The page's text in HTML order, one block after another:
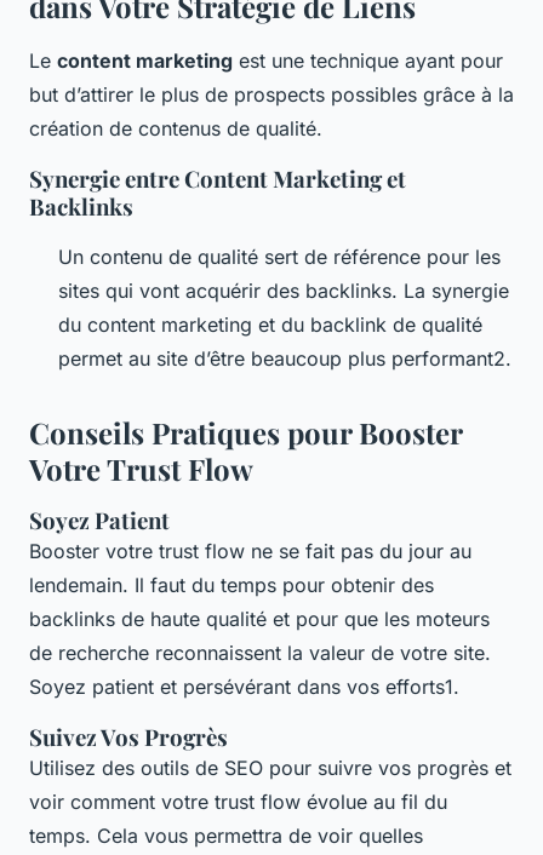
Le content marketing est une technique ayant pour
but d’attirer le plus de prospects possibles grâce à la
création de contenus de qualité.
Synergie entre Content Marketing et
Backlinks
Un contenu de qualité sert de référence pour les
sites qui vont acquérir des backlinks. La synergie
du content marketing et du backlink de qualité
permet au site d’être beaucoup plus performant2.
Conseils Pratiques pour Booster
Votre Trust Flow
Soyez Patient
Booster votre trust flow ne se fait pas du jour au
lendemain. Il faut du temps pour obtenir des
backlinks de haute qualité et pour que les moteurs
de recherche reconnaissent la valeur de votre site.
Soyez patient et persévérant dans vos efforts1.
Suivez Vos Progrès
Utilisez des outils de SEO pour suivre vos progrès et
voir comment votre trust flow évolue au fil du
temps. Cela vous permettra de voir quelles